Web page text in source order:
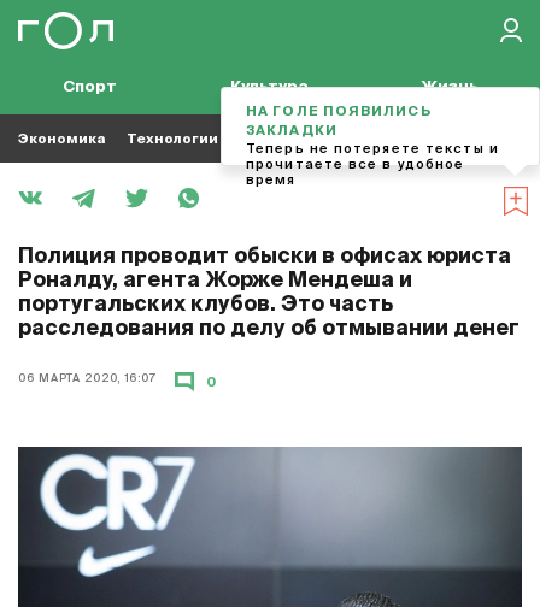
Спорт Культура Жизнь
Экономика Технологии Кино Футбол
Полиция проводит обыски в офисах юриста
Роналду, агента Жорже Мендеша и
португальских клубов. Это часть
расследования по делу об отмывании денег
06 МАРТА 2020, 16:07 0
НА ГОЛЕ ПОЯВИЛИСЬ
ЗАКЛАДКИ
Теперь не потеряете тексты и
прочитаете все в удобное
время